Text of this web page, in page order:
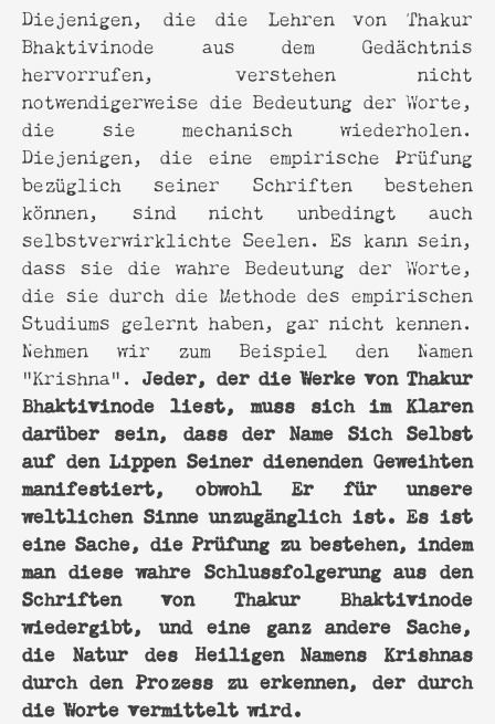
Diejenigen, die die Lehren von Thakur
Bhaktivinode aus dem Gedächtnis
hervorrufen, verstehen nicht
notwendigerweise die Bedeutung der Worte,
die sie mechanisch wiederholen.
Diejenigen, die eine empirische Prüfung
bezüglich seiner Schriften bestehen
können, sind nicht unbedingt auch
selbstverwirklichte Seelen. Es kann sein,
dass sie die wahre Bedeutung der Worte,
die sie durch die Methode des empirischen
Studiums gelernt haben, gar nicht kennen.
Nehmen wir zum Beispiel den Namen
“Krishna”. Jeder, der die Werke von Thakur
Bhaktivinode liest, muss sich im Klaren
darüber sein, dass der Name Sich Selbst
auf den Lippen Seiner dienenden Geweihten
manifestiert, obwohl Er für unsere
weltlichen Sinne unzugänglich ist. Es ist
eine Sache, die Prüfung zu bestehen, indem
man diese wahre Schlussfolgerung aus den
Schriften von Thakur Bhaktivinode
wiedergibt, und eine ganz andere Sache,
die Natur des Heiligen Namens Krishnas
durch den Prozess zu erkennen, der durch
die Worte vermittelt wird.